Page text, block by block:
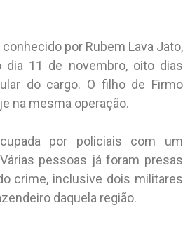
por Rubem Lava Jato,
11 de novembro, oito dias
do cargo. O filho de Firmo
na mesma operação.
por policiais com um
pessoas já foram presas
crime, inclusive dois militares
daquela região.